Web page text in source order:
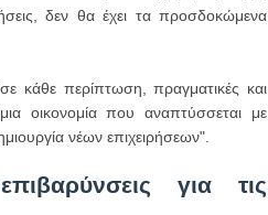
δεν θα έχει τα προσδοκώμενα
κάθε περίπτωση, πραγματικές και
οικονομία που αναπτύσσεται με
νέων επιχειρήσεων".
για τις